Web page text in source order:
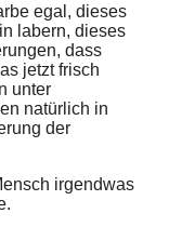
egal, dieses
labern, dieses
dass
jetzt frisch
unter
natürlich in
der
irgendwas